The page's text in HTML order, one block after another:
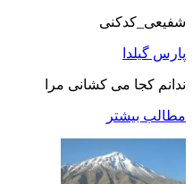
کجا می کشانی مرا
بیشتر